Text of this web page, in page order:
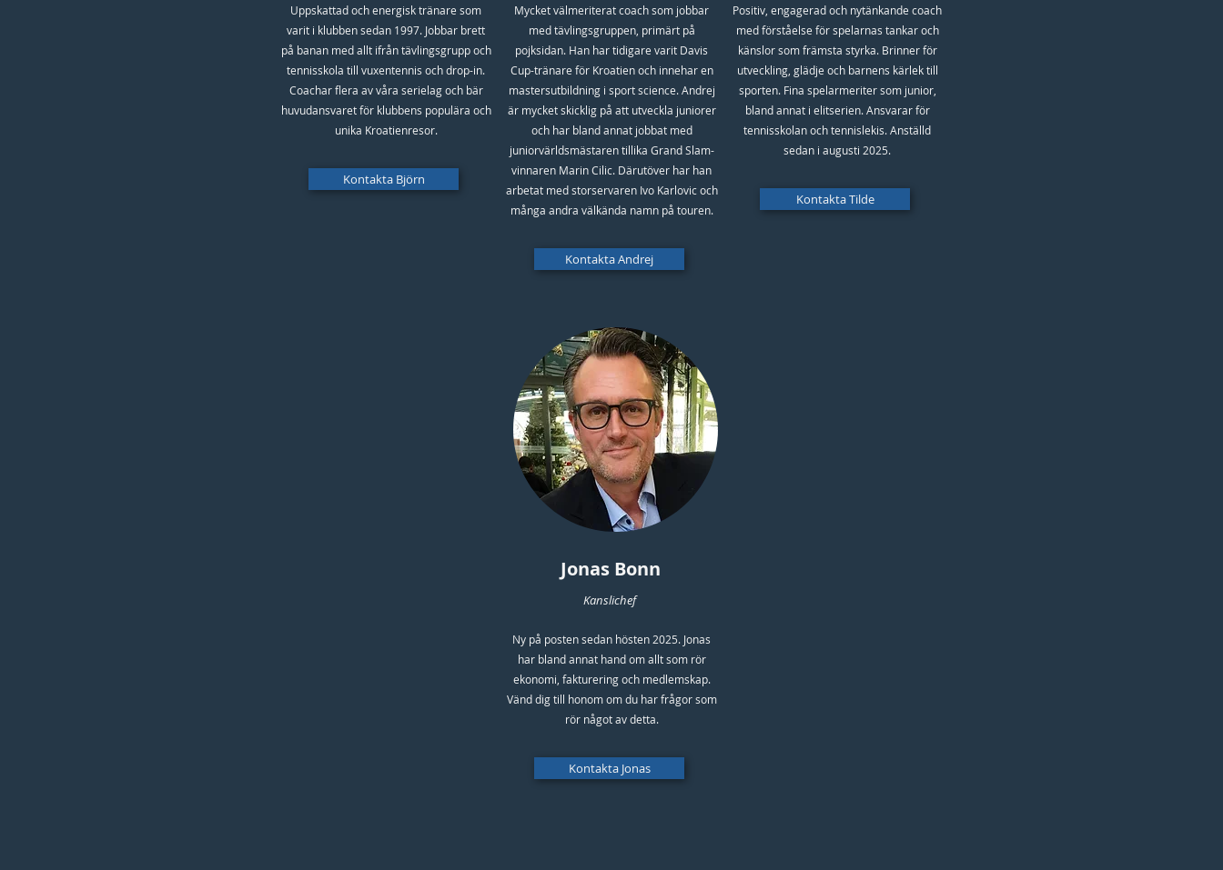
Uppskattad och energisk tränare som
varit i klubben sedan 1997. Jobbar brett
på banan med allt ifrån tävlingsgrupp och
tennisskola till vuxentennis och drop-in.
Coachar flera av våra serielag och bär
huvudansvaret för klubbens populära och
unika Kroatienresor.
Kontakta Björn
Mycket välmeriterat coach som jobbar
med tävlingsgruppen, primärt på
pojksidan. Han har tidigare varit Davis
Cup-tränare för Kroatien och innehar en
mastersutbildning i sport science. Andrej
är mycket skicklig på att utveckla juniorer
och har bland annat jobbat med
juniorvärldsmästaren tillika Grand Slam-
vinnaren Marin Cilic. Därutöver har han
arbetat med storservaren Ivo Karlovic och
många andra välkända namn på touren.
Kontakta Andrej
Positiv, engagerad och nytänkande coach
med förståelse för spelarnas tankar och
känslor som främsta styrka. Brinner för
utveckling, glädje och barnens kärlek till
sporten. Fina spelarmeriter som junior,
bland annat i elitserien. Ansvarar för
tennisskolan och tennislekis. Anställd
sedan i augusti 2025.
Kontakta Tilde
Jonas Bonn
Kanslichef
Ny på posten sedan hösten 2025. Jonas
har bland annat hand om allt som rör
ekonomi, fakturering och medlemskap.
Vänd dig till honom om du har frågor som
rör något av detta.
Kontakta Jonas